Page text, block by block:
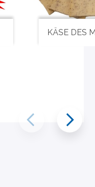
KÄSE DES